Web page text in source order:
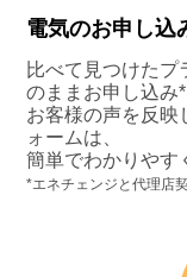
電気のお申し込
比べて見つけたプ
のままお申し込み*
お客様の声を反映
ォームは、
簡単でわかりやす
*エネチェンジと代理店